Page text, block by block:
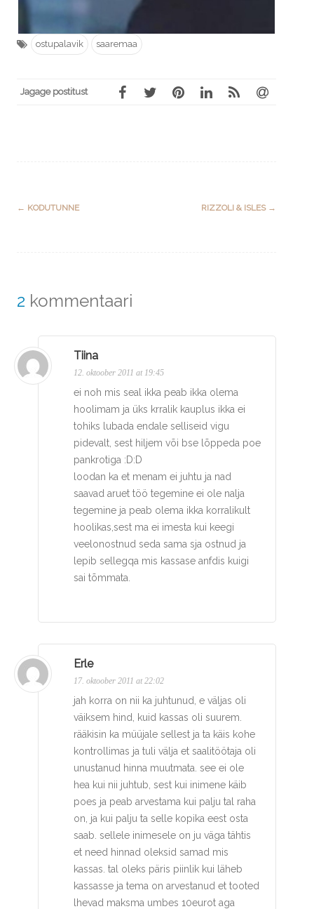
ostupalavik saaremaa
Jagage postitust
Post
← KODUTUNNE RIZZOLI & ISLES →
2 kommentaari
Tiina
12. oktoober 2011 at 19:45
ei noh mis seal ikka peab ikka olema
hoolimam ja üks krralik kauplus ikka ei
tohiks lubada endale selliseid vigu
pidevalt, sest hiljem või bse lõppeda poe
pankrotiga :D:D
loodan ka et menam ei juhtu ja nad
saavad aruet töö tegemine ei ole nalja
tegemine ja peab olema ikka korralikult
hoolikas,sest ma ei imesta kui keegi
veelonostnud seda sama sja ostnud ja
lepib sellegqa mis kassase anfdis kuigi
sai tõmmata.
Erle
17. oktoober 2011 at 22:02
jah korra on nii ka juhtunud, e väljas oli
väiksem hind, kuid kassas oli suurem.
rääkisin ka müüjale sellest ja ta käis kohe
kontrollimas ja tuli välja et saalitöötaja oli
unustanud hinna muutmata. see ei ole
hea kui nii juhtub, sest kui inimene käib
poes ja peab arvestama kui palju tal raha
on, ja kui palju ta selle kopika eest osta
saab. sellele inimesele on ju väga tähtis
et need hinnad oleksid samad mis
kassas. tal oleks päris piinlik kui läheb
kassasse ja tema on arvestanud et tooted
lhevad maksma umbes 10eurot aga